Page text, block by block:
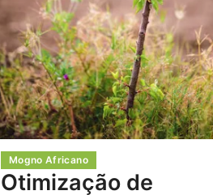
Mogno Africano
Otimização de